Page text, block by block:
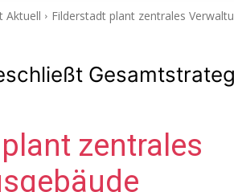
Aktuell Filderstadt plant zentrales
zentrales